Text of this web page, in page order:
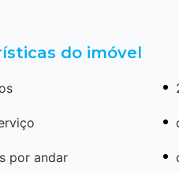
do imóvel
por andar